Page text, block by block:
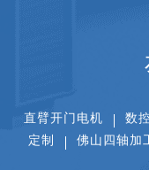
直臂开门电机 数
定制
佛山四轴加